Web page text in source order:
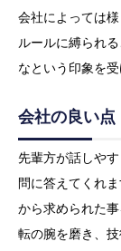
会社によっては
ルールに縛られ
なという印象を受
会社の良い点
先輩方が話しや
問に答えてくれ
から求められた
転の腕を磨き、